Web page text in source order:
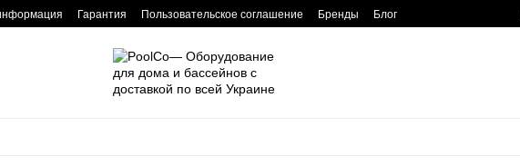
Гарантия Пользовательское соглашение Бренды Блог